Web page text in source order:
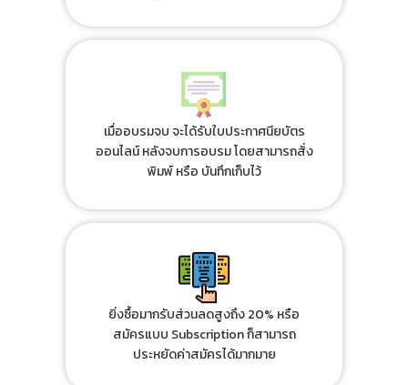
เมื่ออบรมจบ จะได้รับใบประกาศนียบัตร
ออนไลน์ หลังจบการอบรม โดยสามารถสั่ง
พิมพ์ หรือ บันทึกเก็บไว้
ยิ่งซื้อมากรับส่วนลดสูงถึง 20% หรือ
สมัครแบบ Subscription ก็สามารถ
ประหยัดค่าสมัครได้มากมาย